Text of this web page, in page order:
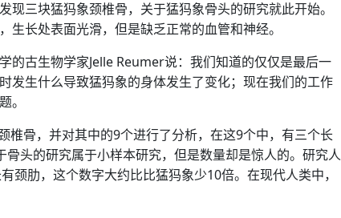
现三块猛犸象颈椎骨，关于猛犸象骨头的研究就此开始。
长处表面光滑，但是缺乏正常的血管和神经。
的古生物学家Jelle Reumer说：我们知道的仅仅是最后一
发生什么导致猛犸象的身体发生了变化；现在我们的工作
。
椎骨，并对其中的9个进行了分析，在这9个中，有三个长
头的研究属于小样本研究，但是数量却是惊人的。研究人
颈肋，这个数字大约比比猛犸象少10倍。在现代人类中，